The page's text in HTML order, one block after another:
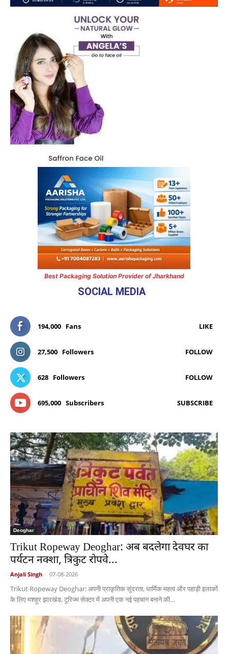
Best Packaging Solution Provider of Jharkhand
SOCIAL MEDIA
194,000 Fans LIKE
27,500 Followers FOLLOW
628 Followers FOLLOW
695,000 Subscribers SUBSCRIBE
Deoghar
Trikut Ropeway Deoghar: अब बदलेगा देवघर का
पर्यटन नक्शा, त्रिकुट रोपवे...
Anjali Singh - 07-08-2026
Trikut Ropeway Deoghar: अपनी प्राकृतिक सुंदरता, धार्मिक महत्व और पहाड़ी इलाकों
के लिए मशहूर झारखंड, टूरिज्म सेक्टर में अपनी एक नई पहचान बनाने की...